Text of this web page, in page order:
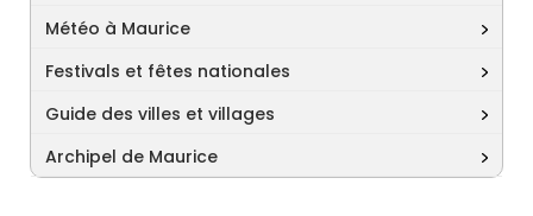
Météo à Maurice
Festivals et fêtes nationales
Guide des villes et villages
Archipel de Maurice